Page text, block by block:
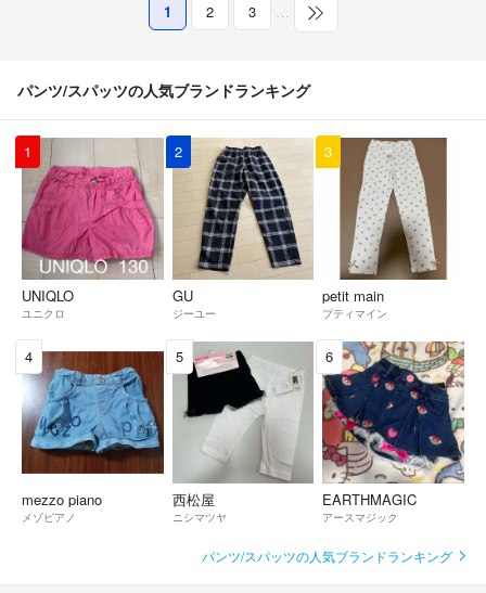
1 2 3 …
パンツ/スパッツの人気ブランドランキング
1
UNIQLO
ユニクロ
2
GU
ジーユー
3
petit main
プティマイン
4
mezzo piano
メゾピアノ
5
西松屋
ニシマツヤ
6
EARTHMAGIC
アースマジック
パンツ/スパッツの人気ブランドランキング